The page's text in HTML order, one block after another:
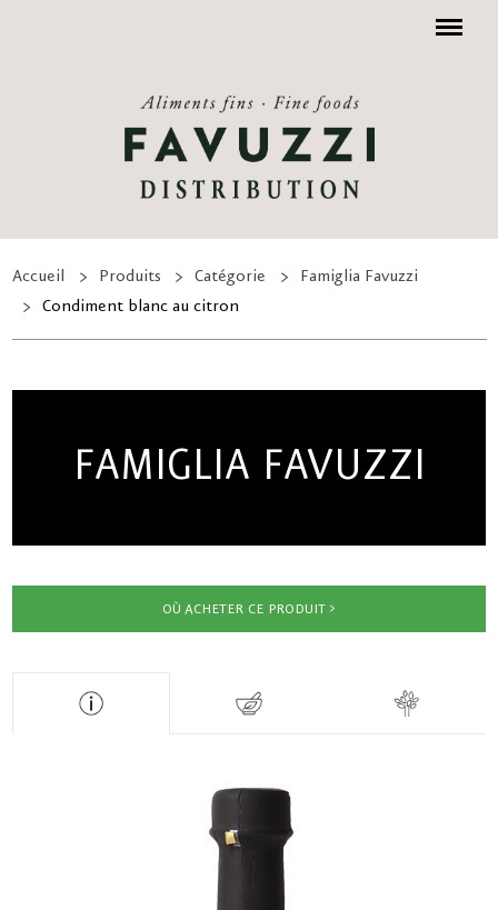
Menu
Accueil Produits Catégorie
Famiglia Favuzzi
Condiment blanc au citron
FAMIGLIA FAVUZZI
OÙ ACHETER CE PRODUIT